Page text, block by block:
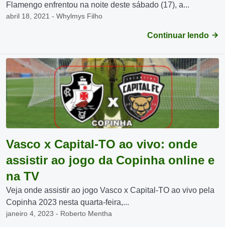
Flamengo enfrentou na noite deste sábado (17), a...
abril 18, 2021 - Whylmys Filho
Continuar lendo
Vasco x Capital-TO ao vivo: onde
assistir ao jogo da Copinha online e
na TV
Veja onde assistir ao jogo Vasco x Capital-TO ao vivo pela
Copinha 2023 nesta quarta-feira,...
janeiro 4, 2023 - Roberto Mentha